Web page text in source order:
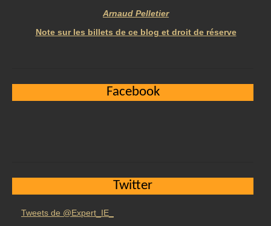
Arnaud Pelletier
Note sur les billets de ce blog et droit de réserve
Facebook
Twitter
Tweets de @Expert_IE_